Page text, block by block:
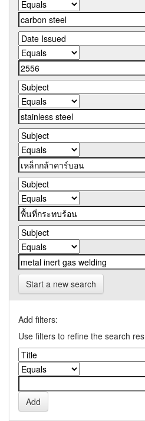
Start a new search
Add filters:
Use filters to refine the search